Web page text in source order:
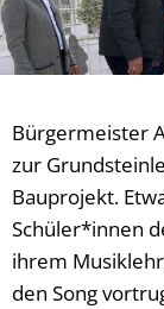
Bürgermeister
zur
Bauprojekt.
Schüler*innen
ihrem
den Song